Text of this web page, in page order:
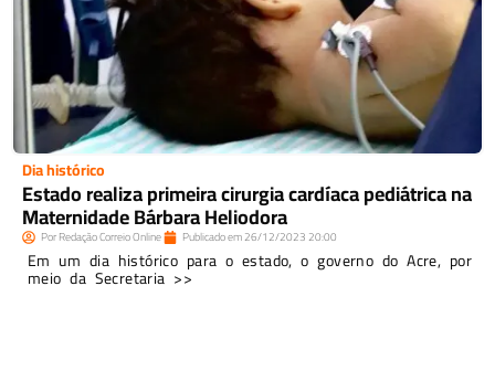
Dia histórico
Estado realiza primeira cirurgia cardíaca pediátrica na
Maternidade Bárbara Heliodora
PorRedação Correio Online Publicado em26/12/202320:00
Em um dia histórico para o estado, o governo do Acre, por
meio da Secretaria >>